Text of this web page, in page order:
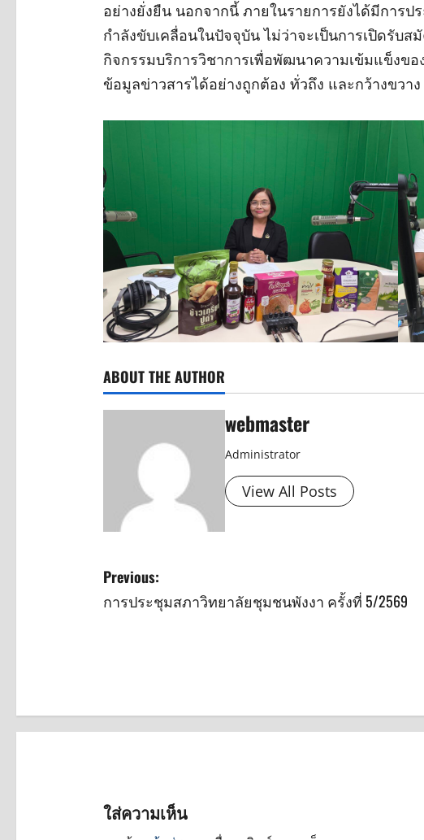
อย่างยั่งยืน นอกจากนี้ ภายในรายการยังได้มีการ
กำลังขับเคลื่อนในปัจจุบัน ไม่ว่าจะเป็นการเปิดรั
กิจกรรมบริการวิชาการเพื่อพัฒนาความเข้มแข็งข
ข้อมูลข่าวสารได้อย่างถูกต้อง ทั่วถึง และกว้างขวาง
ABOUT THE AUTHOR
webmaster
Administrator
View All Posts
P
o
n
i
Previous:
การประชุมสภาวิทยาลัยชุมชนพังงา ครั้งที่ 5/2569
ใส่ความเห็น